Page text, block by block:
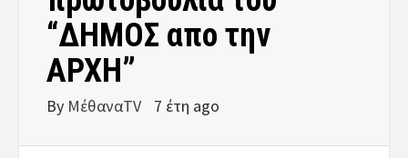
“ΔΗΜΟΣ απο την
ΑΡΧΗ”
By ΜέθαναTV 7 έτη ago